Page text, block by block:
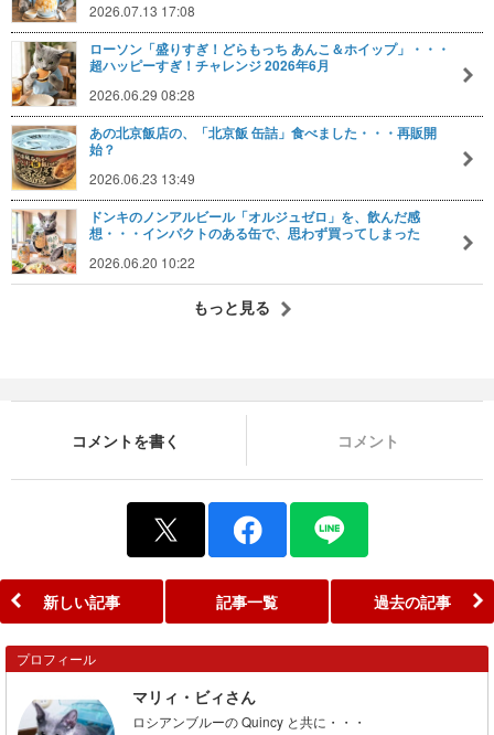
2026.07.13 17:08
ローソン「盛りすぎ！どらもっち あんこ＆ホイップ」・・・
超ハッピーすぎ！チャレンジ 2026年6月
2026.06.29 08:28
あの北京飯店の、「北京飯 缶詰」食べました・・・再販開
始？
2026.06.23 13:49
ドンキのノンアルビール「オルジュゼロ」を、飲んだ感
想・・・インパクトのある缶で、思わず買ってしまった
2026.06.20 10:22
もっと見る
コメントを書く コメント
新しい記事 記事一覧 過去の記事
プロフィール
マリィ・ビィさん
ロシアンブルーの Quincy と共に・・・